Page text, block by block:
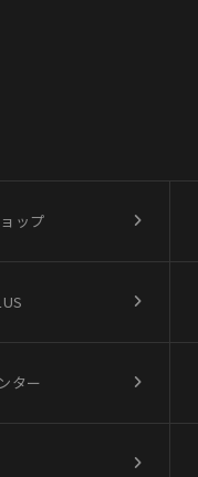
ップ
ター